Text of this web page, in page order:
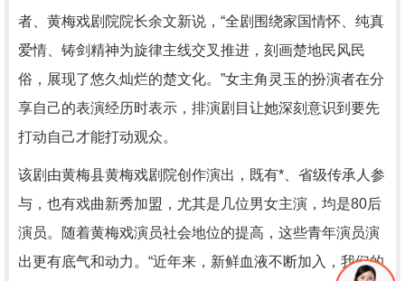
者、黄梅戏剧院院长余文新说，“全剧围绕家国情怀、纯真
爱情、铸剑精神为旋律主线交叉推进，刻画楚地民风民
俗，展现了悠久灿烂的楚文化。”女主角灵玉的扮演者在分
享自己的表演经历时表示，排演剧目让她深刻意识到要先
打动自己才能打动观众。
该剧由黄梅县黄梅戏剧院创作演出，既有*、省级传承人参
与，也有戏曲新秀加盟，尤其是几位男女主演，均是80后
演员。随着黄梅戏演员社会地位的提高，这些青年演员演
出更有底气和动力。“近年来，新鲜血液不断加入，我们的